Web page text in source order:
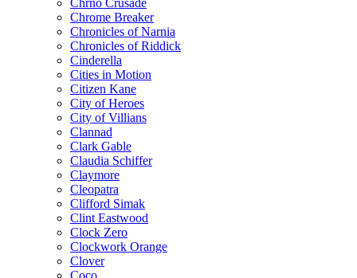
Chrno Crusade
Chrome Breaker
Chronicles of Narnia
Chronicles of Riddick
Cinderella
Cities in Motion
Citizen Kane
City of Heroes
City of Villians
Clannad
Clark Gable
Claudia Schiffer
Claymore
Cleopatra
Clifford Simak
Clint Eastwood
Clock Zero
Clockwork Orange
Clover